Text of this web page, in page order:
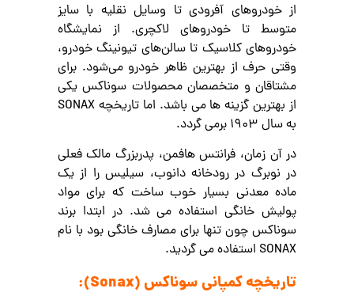
از خودروهای آفرودی تا وسایل نقلیه با سایز
متوسط تا خودروهای لاکچری. از نمایشگاه
خودروهای کلاسیک تا سالن‌های تیونینگ خودرو،
وقتی حرف از بهترین ظاهر خودرو می‌شود. برای
مشتاقان و متخصصان محصولات سوناکس یکی
از بهترین گزینه ها می باشد. اما تاریخچه SONAX
به سال 1903 برمی گردد.
در آن زمان، فرانتس هافمن، پدربزرگ مالک فعلی
در نوبرگ در رودخانه دانوب، سیلیس را از یک
ماده معدنی بسیار خوب ساخت که برای مواد
پولیش خانگی استفاده می شد. در ابتدا برند
سوناکس چون تنها برای مصارف خانگی بود با نام
SONAX استفاده می گردید.
تاریخچه کمپانی سوناکس (Sonax):